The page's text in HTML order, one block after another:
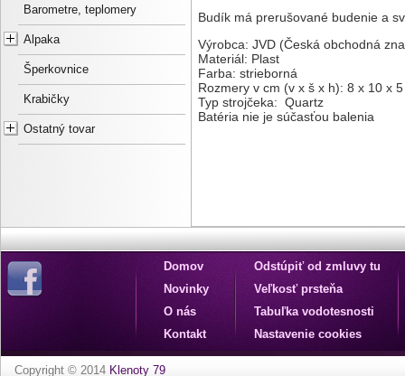
Barometre, teplomery
Alpaka
Šperkovnice
Krabičky
Ostatný tovar
Budík má prerušované budenie a
Výrobca: JVD (Česká obchodná
Materiál: Plast
Farba: strieborná
Rozmery v cm (v x š x h): 8 x 10 x 5
Typ strojčeka: Quartz
Batéria nie je súčasťou balenia
Domov
Novinky
O nás
Kontakt
Odstúpiť od zmluvy tu
Veľkosť prsteňa
Tabuľka vodotesnosti
Nastavenie cookies
Copyright © 2014 Klenoty 79